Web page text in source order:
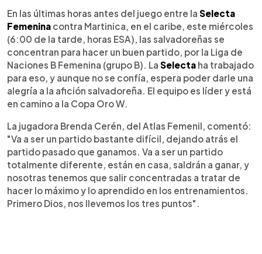
► Escuchar artículo
En las últimas horas antes del juego entre la Selecta
Femenina contra Martinica, en el caribe, este miércoles
(6:00 de la tarde, horas ESA), las salvadoreñas se
concentran para hacer un buen partido, por la Liga de
Naciones B Femenina (grupo B). La Selecta ha trabajado
para eso, y aunque no se confía, espera poder darle una
alegría a la afición salvadoreña. El equipo es líder y está
en camino a la Copa Oro W.
La jugadora Brenda Cerén, del Atlas Femenil, comentó:
"Va a ser un partido bastante difícil, dejando atrás el
partido pasado que ganamos. Va a ser un partido
totalmente diferente, están en casa, saldrán a ganar, y
nosotras tenemos que salir concentradas a tratar de
hacer lo máximo y lo aprendido en los entrenamientos.
Primero Dios, nos llevemos los tres puntos".